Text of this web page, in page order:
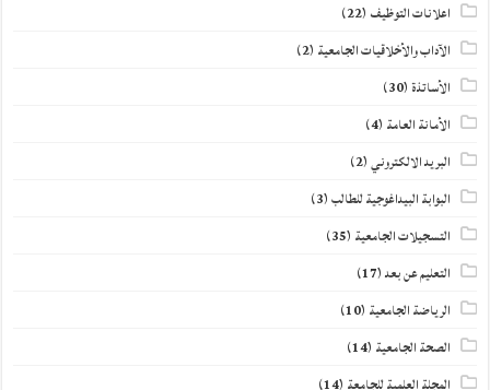
اعلانات التوظيف (22)
الآداب والأخلاقيات الجامعية (2)
الأساتذة(30)
الأمانة العامة (4)
البريد الالكتروني(2)
البوابة البيداغوجية للطالب(3)
التسجيلات الجامعية (35)
التعليم عن بعد(17)
الرياضة الجامعية (10)
الصحة الجامعية (14)